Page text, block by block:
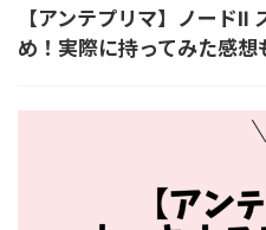
【アンテプリマ】ノードⅡ
め！実際に持ってみた感想